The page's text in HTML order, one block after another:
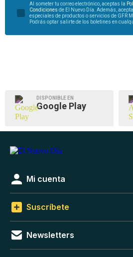
Al someter tu correo electrónico, aceptas la
Condiciones de El Nuevo Día. Además,
especiales de productos o servicios de GFR
Podrás optar salirte de los boletines en
DISPONIBLE EN
Google Play
Mi cuenta
Suscríbete
Newsletters